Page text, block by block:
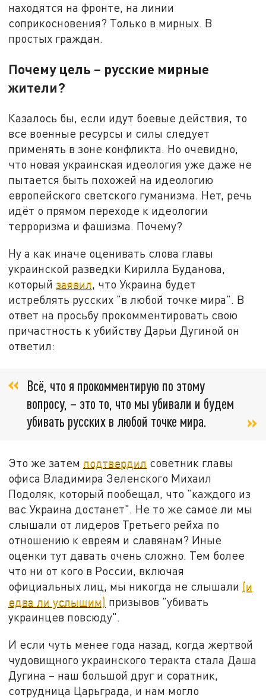
находятся на фронте, на линии
соприкосновения? Только в мирных. В
простых граждан.
Почему цель – русские мирные
жители?
Казалось бы, если идут боевые действия, то
все военные ресурсы и силы следует
применять в зоне конфликта. Но очевидно,
что новая украинская идеология уже даже не
пытается быть похожей на идеологию
европейского светского гуманизма. Нет, речь
идёт о прямом переходе к идеологии
терроризма и фашизма. Почему?
Ну а как иначе оценивать слова главы
украинской разведки Кирилла Буданова,
которыйзаявил, что Украина будет
истреблять русских "в любой точке мира". В
ответ на просьбу прокомментировать свою
причастность к убийству Дарьи Дугиной он
ответил:
Всё, что я прокомментирую по этому
вопросу, – это то, что мы убивали и будем
убивать русских в любой точке мира.
Это же затем подтвердил советник главы
офиса Владимира Зеленского Михаил
Подоляк, который пообещал, что "каждого из
вас Украина достанет". Не то же самое ли мы
слышали от лидеров Третьего рейха по
отношению к евреям и славянам? Иные
оценки тут давать очень сложно. Тем более
что ни от кого в России, включая
официальных лиц, мы никогда не слышали (и
едва ли услышим) призывов "убивать
украинцев повсюду".
И если чуть менее года назад, когда жертвой
чудовищного украинского теракта стала Даша
Дугина – наш большой друг и соратник,
сотрудница Царьграда, и нам могло